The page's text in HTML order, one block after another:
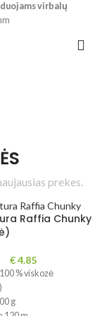
virbalų
prekes.
Raffia Chunky
€4.85
% viskozė
g